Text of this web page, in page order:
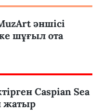
әншісі
шұғыл ота
Caspian Sea
жатыр